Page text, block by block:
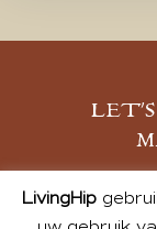
LivingHip